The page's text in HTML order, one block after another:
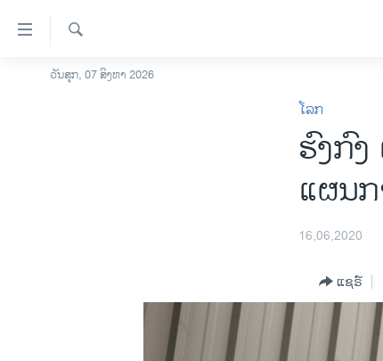
ລິ້ງ
ສຳຫລັບ
ໂຮມເພຈ
ຄົ້ນຫາ
ວັນສຸກ, 07 ສິງຫາ 2026
ໂລກ
ຮົງກົ
ແຜນ
16,06,2020
ແຊຣ໌